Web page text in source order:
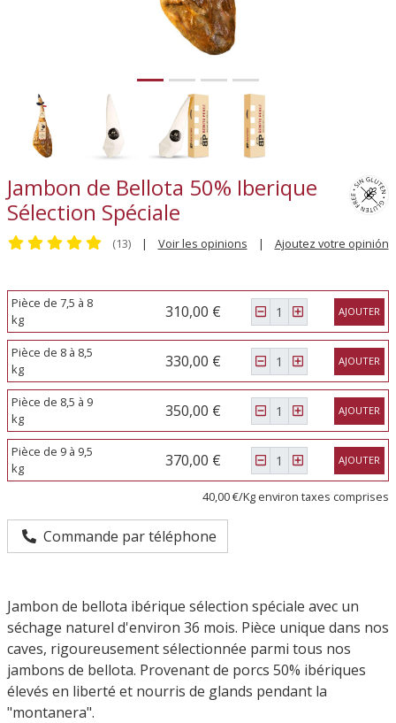
Jambon de Bellota 50% Iberique
Sélection Spéciale
(13) | Voir les opinions | Ajoutez votre opinión
Pièce de 7,5 à 8
kg
310,00 € AJOUTER
Pièce de 8 à 8,5
kg
330,00 € AJOUTER
Pièce de 8,5 à 9
kg
350,00 € AJOUTER
Pièce de 9 à 9,5
kg
370,00 € AJOUTER
40,00 €/Kg environ taxes comprises
Commande par téléphone
Jambon de bellota ibérique sélection spéciale avec un
séchage naturel d'environ 36 mois. Pièce unique dans nos
caves, rigoureusement sélectionnée parmi tous nos
jambons de bellota. Provenant de porcs 50% ibériques
élevés en liberté et nourris de glands pendant la
"montanera".